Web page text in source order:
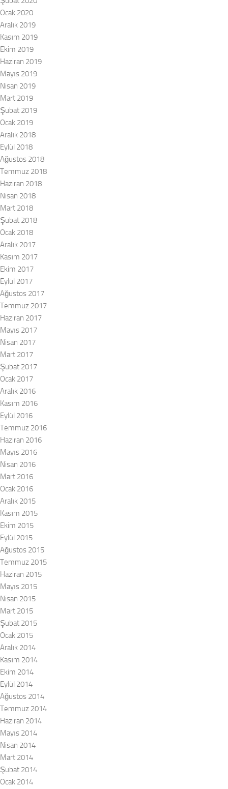
Ocak 2020
Aralık 2019
Kasım 2019
Ekim 2019
Haziran 2019
Mayıs 2019
Nisan 2019
Mart 2019
Şubat 2019
Ocak 2019
Aralık 2018
Eylül 2018
Ağustos 2018
Temmuz 2018
Haziran 2018
Nisan 2018
Mart 2018
Şubat 2018
Ocak 2018
Aralık 2017
Kasım 2017
Ekim 2017
Eylül 2017
Ağustos 2017
Temmuz 2017
Haziran 2017
Mayıs 2017
Nisan 2017
Mart 2017
Şubat 2017
Ocak 2017
Aralık 2016
Kasım 2016
Eylül 2016
Temmuz 2016
Haziran 2016
Mayıs 2016
Nisan 2016
Mart 2016
Ocak 2016
Aralık 2015
Kasım 2015
Ekim 2015
Eylül 2015
Ağustos 2015
Temmuz 2015
Haziran 2015
Mayıs 2015
Nisan 2015
Mart 2015
Şubat 2015
Ocak 2015
Aralık 2014
Kasım 2014
Ekim 2014
Eylül 2014
Ağustos 2014
Temmuz 2014
Haziran 2014
Mayıs 2014
Nisan 2014
Mart 2014
Şubat 2014
Ocak 2014